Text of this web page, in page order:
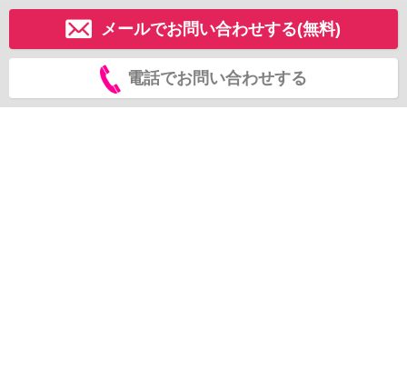
メールでお問い合わせする(無料)
電話でお問い合わせする